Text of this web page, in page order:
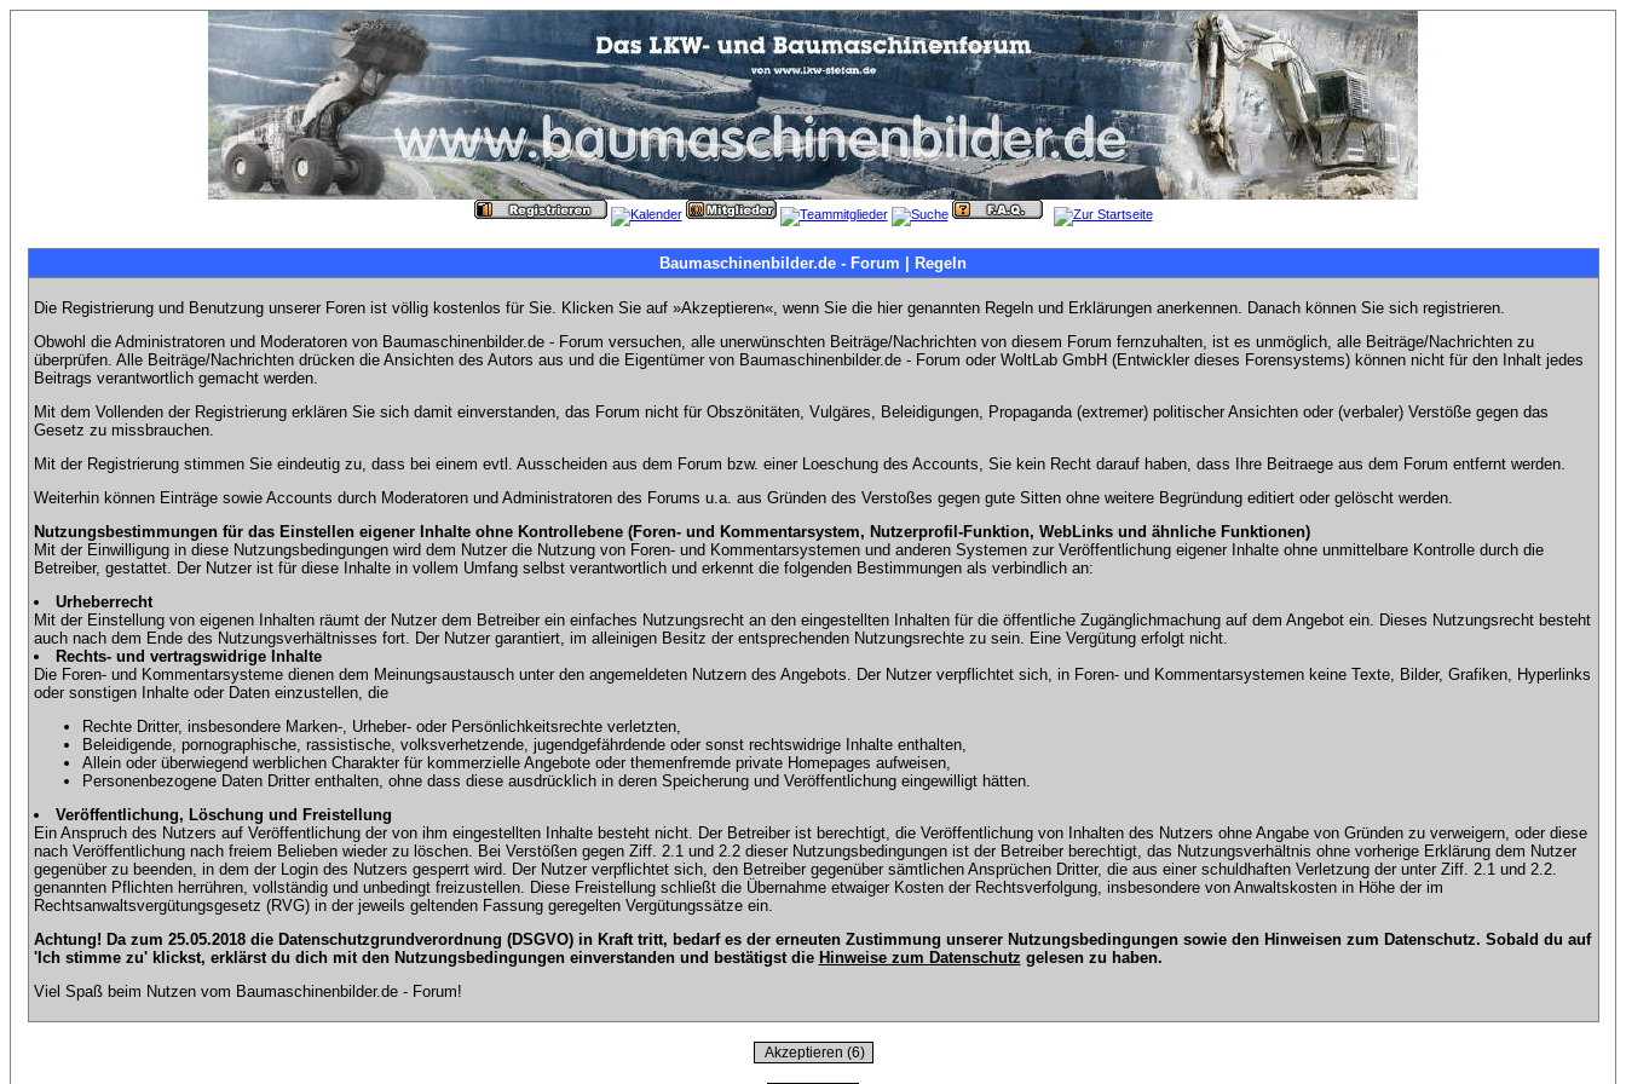
Baumaschinenbilder.de - Forum | Regeln
Die Registrierung und Benutzung unserer Foren ist völlig kostenlos für Sie. Klicken Sie auf »Akzeptieren«, wenn Sie die hier genannten Regeln und Erklärungen anerkennen. Danach können Sie sich registrieren.
Obwohl die Administratoren und Moderatoren von Baumaschinenbilder.de - Forum versuchen, alle unerwünschten Beiträge/Nachrichten von diesem Forum fernzuhalten, ist es unmöglich, alle Beiträge/Nachrichten zu
überprüfen. Alle Beiträge/Nachrichten drücken die Ansichten des Autors aus und die Eigentümer von Baumaschinenbilder.de - Forum oder WoltLab GmbH (Entwickler dieses Forensystems) können nicht für den Inhalt jedes
Beitrags verantwortlich gemacht werden.
Mit dem Vollenden der Registrierung erklären Sie sich damit einverstanden, das Forum nicht für Obszönitäten, Vulgäres, Beleidigungen, Propaganda (extremer) politischer Ansichten oder (verbaler) Verstöße gegen das
Gesetz zu missbrauchen.
Mit der Registrierung stimmen Sie eindeutig zu, dass bei einem evtl. Ausscheiden aus dem Forum bzw. einer Loeschung des Accounts, Sie kein Recht darauf haben, dass Ihre Beitraege aus dem Forum entfernt werden.
Weiterhin können Einträge sowie Accounts durch Moderatoren und Administratoren des Forums u.a. aus Gründen des Verstoßes gegen gute Sitten ohne weitere Begründung editiert oder gelöscht werden.
Nutzungsbestimmungen für das Einstellen eigener Inhalte ohne Kontrollebene (Foren- und Kommentarsystem, Nutzerprofil-Funktion, WebLinks und ähnliche Funktionen)
Mit der Einwilligung in diese Nutzungsbedingungen wird dem Nutzer die Nutzung von Foren- und Kommentarsystemen und anderen Systemen zur Veröffentlichung eigener Inhalte ohne unmittelbare Kontrolle durch die
Betreiber, gestattet. Der Nutzer ist für diese Inhalte in vollem Umfang selbst verantwortlich und erkennt die folgenden Bestimmungen als verbindlich an:
Urheberrecht
Mit der Einstellung von eigenen Inhalten räumt der Nutzer dem Betreiber ein einfaches Nutzungsrecht an den eingestellten Inhalten für die öffentliche Zugänglichmachung auf dem Angebot ein. Dieses Nutzungsrecht besteht
auch nach dem Ende des Nutzungsverhältnisses fort. Der Nutzer garantiert, im alleinigen Besitz der entsprechenden Nutzungsrechte zu sein. Eine Vergütung erfolgt nicht.
Rechts- und vertragswidrige Inhalte
Die Foren- und Kommentarsysteme dienen dem Meinungsaustausch unter den angemeldeten Nutzern des Angebots. Der Nutzer verpflichtet sich, in Foren- und Kommentarsystemen keine Texte, Bilder, Grafiken, Hyperlinks
oder sonstigen Inhalte oder Daten einzustellen, die
Rechte Dritter, insbesondere Marken-, Urheber- oder Persönlichkeitsrechte verletzten,
Beleidigende, pornographische, rassistische, volksverhetzende, jugendgefährdende oder sonst rechtswidrige Inhalte enthalten,
Allein oder überwiegend werblichen Charakter für kommerzielle Angebote oder themenfremde private Homepages aufweisen,
Personenbezogene Daten Dritter enthalten, ohne dass diese ausdrücklich in deren Speicherung und Veröffentlichung eingewilligt hätten.
Veröffentlichung, Löschung und Freistellung
Ein Anspruch des Nutzers auf Veröffentlichung der von ihm eingestellten Inhalte besteht nicht. Der Betreiber ist berechtigt, die Veröffentlichung von Inhalten des Nutzers ohne Angabe von Gründen zu verweigern, oder diese
nach Veröffentlichung nach freiem Belieben wieder zu löschen. Bei Verstößen gegen Ziff. 2.1 und 2.2 dieser Nutzungsbedingungen ist der Betreiber berechtigt, das Nutzungsverhältnis ohne vorherige Erklärung dem Nutzer
gegenüber zu beenden, in dem der Login des Nutzers gesperrt wird. Der Nutzer verpflichtet sich, den Betreiber gegenüber sämtlichen Ansprüchen Dritter, die aus einer schuldhaften Verletzung der unter Ziff. 2.1 und 2.2.
genannten Pflichten herrühren, vollständig und unbedingt freizustellen. Diese Freistellung schließt die Übernahme etwaiger Kosten der Rechtsverfolgung, insbesondere von Anwaltskosten in Höhe der im
Rechtsanwaltsvergütungsgesetz (RVG) in der jeweils geltenden Fassung geregelten Vergütungssätze ein.
Achtung! Da zum 25.05.2018 die Datenschutzgrundverordnung (DSGVO) in Kraft tritt, bedarf es der erneuten Zustimmung unserer Nutzungsbedingungen sowie den Hinweisen zum Datenschutz. Sobald du auf
'Ich stimme zu' klickst, erklärst du dich mit den Nutzungsbedingungen einverstanden und bestätigst die Hinweise zum Datenschutz gelesen zu haben.
Viel Spaß beim Nutzen vom Baumaschinenbilder.de - Forum!